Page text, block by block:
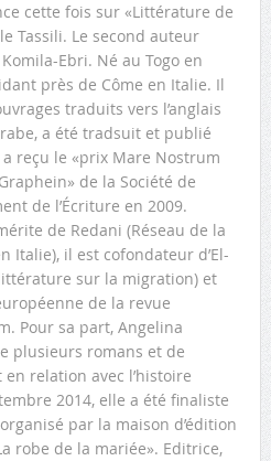
cette fois sur «Littérature de
Tassili. Le second auteur
Ebri. Né au Togo en
près de Côme en Italie. Il
traduits vers l’anglais
a été tradsuit et publié
reçu le «prix Mare Nostrum
de la Société de
de l’Écriture en 2009.
de Redani (Réseau de la
Italie), il est cofondateur d’El-
sur la migration) et
de la revue
Pour sa part, Angelina
plusieurs romans et de
relation avec l’histoire
2014, elle a été finaliste
par la maison d’édition
robe de la mariée». Editrice,